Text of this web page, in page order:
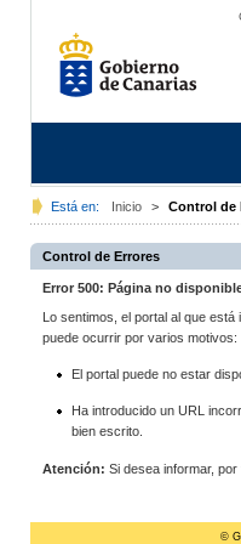
Está en: Inicio > Control de
Control de Errores
Error 500: Página no
Lo sentimos, el portal al que
puede ocurrir por varios motivos:
El portal puede no estar
Ha introducido un URL
bien escrito.
Atención: Si desea informar,
©